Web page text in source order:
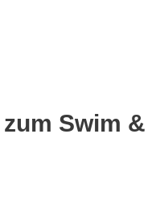
Swim &